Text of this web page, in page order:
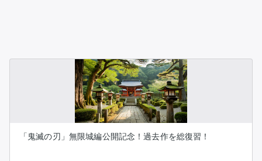
「鬼滅の刃」無限城編公開記念！過去作を総復習！